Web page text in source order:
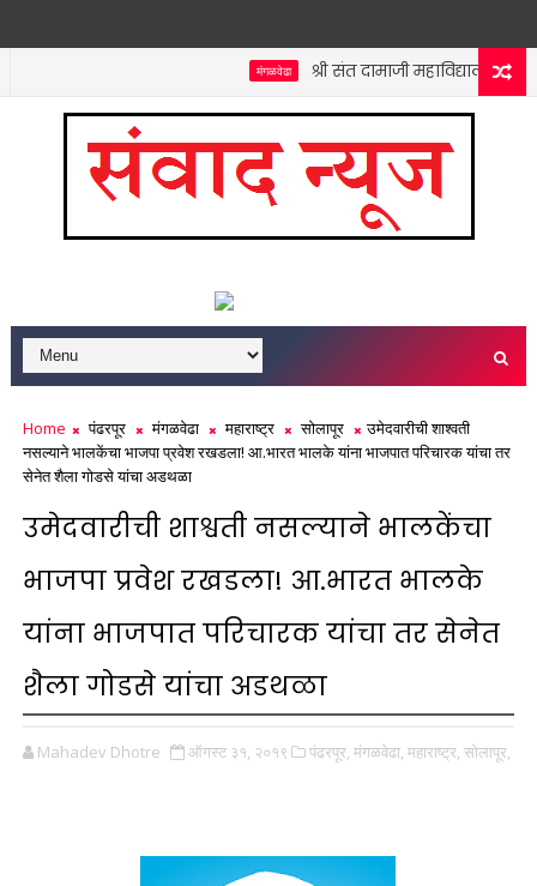
मंगळवेढा श्री संत दामाजी महाविद्यालयात
Home पंढरपूर मंगळवेढा महाराष्ट्र सोलापूर
उमेदवारीची शाश्वती
नसल्याने भालकेंचा भाजपा प्रवेश रखडला! आ.भारत भालके यांना भाजपात परिचारक यांचा तर
सेनेत शैला गोडसे यांचा अडथळा
उमेदवारीची शाश्वती नसल्याने भालकेंचा
भाजपा प्रवेश रखडला! आ.भारत भालके
यांना भाजपात परिचारक यांचा तर सेनेत
शैला गोडसे यांचा अडथळा
Mahadev Dhotre ऑगस्ट ३१, २०१९ पंढरपूर, मंगळवेढा, महाराष्ट्र, सोलापूर,